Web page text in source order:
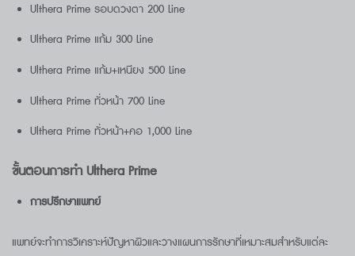
Ulthera Prime รอบดวงตา 200 Line
Ulthera Prime แก้ม 300 Line
Ulthera Prime แก้ม+เหนียง 500 Line
Ulthera Prime ทั่วหน้า 700 Line
Ulthera Prime ทั่วหน้า+คอ 1,000 Line
ขั้นตอนการทำ Ulthera Prime
การปรึกษาแพทย์
แพทย์จะทำการวิเคราะห์ปัญหาผิวและวางแผนการรักษาที่เหมาะสมสำหรับแต่ละ